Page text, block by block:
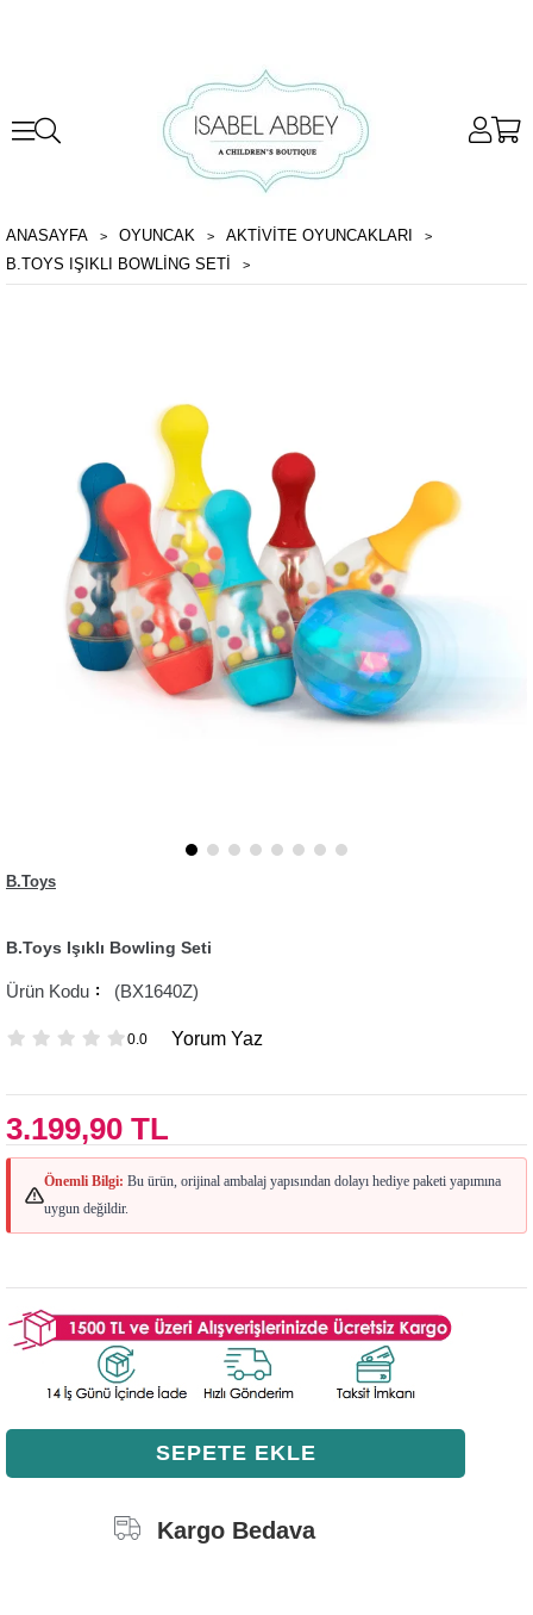
ANASAYFA OYUNCAK
AKTIVITE OYUNCAKLARI
B.TOYS IŞIKLI BOWLING SETI
B.Toys
B.Toys Işıklı Bowling Seti
(BX1640Z)
0.0 Yorum Yaz
3.199,90 TL
Önemli Bilgi: Bu ürün, orijinal ambalaj yapısından dolayı hediye paketi yapımına
uygun değildir.
Kargo Bedava